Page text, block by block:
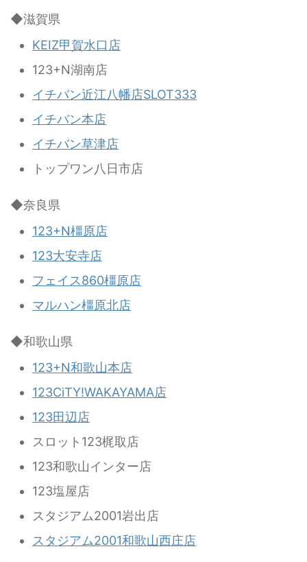
◆滋賀県
KEIZ甲賀水口店
123+N湖南店
イチバン近江八幡店SLOT333
イチバン本店
イチバン草津店
トップワン八日市店
◆奈良県
123+N橿原店
123大安寺店
フェイス860橿原店
マルハン橿原北店
◆和歌山県
123+N和歌山本店
123CiTY!WAKAYAMA店
123田辺店
スロット123梶取店
123和歌山インター店
123塩屋店
スタジアム2001岩出店
スタジアム2001和歌山西庄店